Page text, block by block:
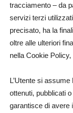
tracciamento – da
servizi terzi
precisato, ha la
oltre alle ulteriori
nella Cookie
L’Utente si
ottenuti, pubblicati
garantisce di avere